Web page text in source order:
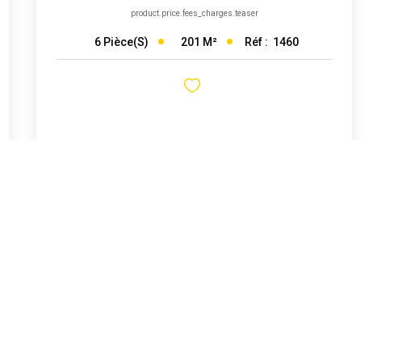
product.price.fees_charges.teaser
6 Pièce(s) 201 M² Réf : 1460